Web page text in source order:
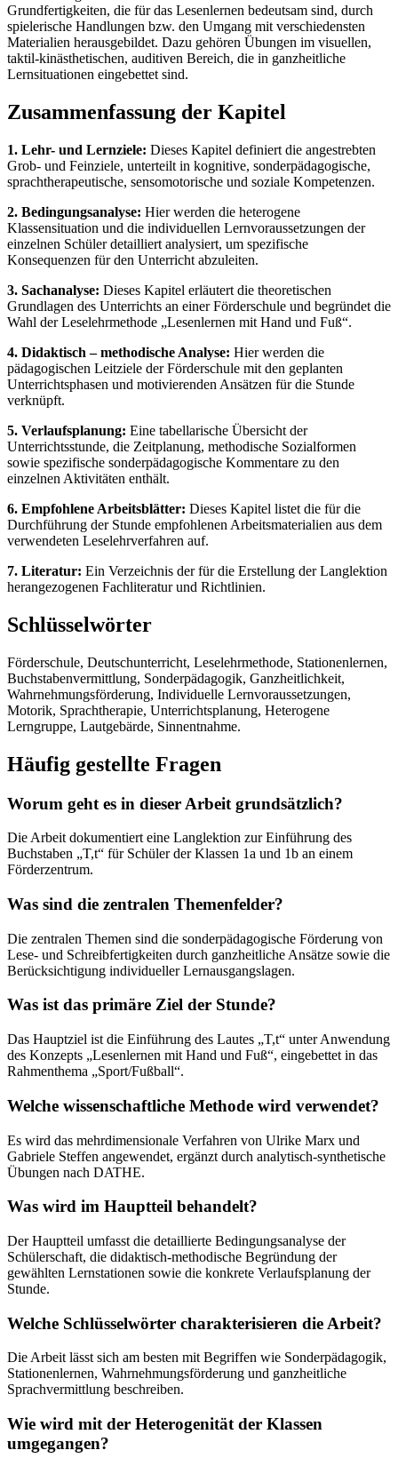
Grundfertigkeiten, die für das Lesenlernen bedeutsam sind, durch
spielerische Handlungen bzw. den Umgang mit verschiedensten
Materialien herausgebildet. Dazu gehören Übungen im visuellen,
taktil-kinästhetischen, auditiven Bereich, die in ganzheitliche
Lernsituationen eingebettet sind.
Zusammenfassung der Kapitel
1. Lehr- und Lernziele: Dieses Kapitel definiert die angestrebten
Grob- und Feinziele, unterteilt in kognitive, sonderpädagogische,
sprachtherapeutische, sensomotorische und soziale Kompetenzen.
2. Bedingungsanalyse: Hier werden die heterogene
Klassensituation und die individuellen Lernvoraussetzungen der
einzelnen Schüler detailliert analysiert, um spezifische
Konsequenzen für den Unterricht abzuleiten.
3. Sachanalyse: Dieses Kapitel erläutert die theoretischen
Grundlagen des Unterrichts an einer Förderschule und begründet die
Wahl der Leselehrmethode „Lesenlernen mit Hand und Fuß“.
4. Didaktisch – methodische Analyse: Hier werden die
pädagogischen Leitziele der Förderschule mit den geplanten
Unterrichtsphasen und motivierenden Ansätzen für die Stunde
verknüpft.
5. Verlaufsplanung: Eine tabellarische Übersicht der
Unterrichtsstunde, die Zeitplanung, methodische Sozialformen
sowie spezifische sonderpädagogische Kommentare zu den
einzelnen Aktivitäten enthält.
6. Empfohlene Arbeitsblätter: Dieses Kapitel listet die für die
Durchführung der Stunde empfohlenen Arbeitsmaterialien aus dem
verwendeten Leselehrverfahren auf.
7. Literatur: Ein Verzeichnis der für die Erstellung der Langlektion
herangezogenen Fachliteratur und Richtlinien.
Schlüsselwörter
Förderschule, Deutschunterricht, Leselehrmethode, Stationenlernen,
Buchstabenvermittlung, Sonderpädagogik, Ganzheitlichkeit,
Wahrnehmungsförderung, Individuelle Lernvoraussetzungen,
Motorik, Sprachtherapie, Unterrichtsplanung, Heterogene
Lerngruppe, Lautgebärde, Sinnentnahme.
Häufig gestellte Fragen
Worum geht es in dieser Arbeit grundsätzlich?
Die Arbeit dokumentiert eine Langlektion zur Einführung des
Buchstaben „T,t“ für Schüler der Klassen 1a und 1b an einem
Förderzentrum.
Was sind die zentralen Themenfelder?
Die zentralen Themen sind die sonderpädagogische Förderung von
Lese- und Schreibfertigkeiten durch ganzheitliche Ansätze sowie die
Berücksichtigung individueller Lernausgangslagen.
Was ist das primäre Ziel der Stunde?
Das Hauptziel ist die Einführung des Lautes „T,t“ unter Anwendung
des Konzepts „Lesenlernen mit Hand und Fuß“, eingebettet in das
Rahmenthema „Sport/Fußball“.
Welche wissenschaftliche Methode wird verwendet?
Es wird das mehrdimensionale Verfahren von Ulrike Marx und
Gabriele Steffen angewendet, ergänzt durch analytisch-synthetische
Übungen nach DATHE.
Was wird im Hauptteil behandelt?
Der Hauptteil umfasst die detaillierte Bedingungsanalyse der
Schülerschaft, die didaktisch-methodische Begründung der
gewählten Lernstationen sowie die konkrete Verlaufsplanung der
Stunde.
Welche Schlüsselwörter charakterisieren die Arbeit?
Die Arbeit lässt sich am besten mit Begriffen wie Sonderpädagogik,
Stationenlernen, Wahrnehmungsförderung und ganzheitliche
Sprachvermittlung beschreiben.
Wie wird mit der Heterogenität der Klassen
umgegangen?